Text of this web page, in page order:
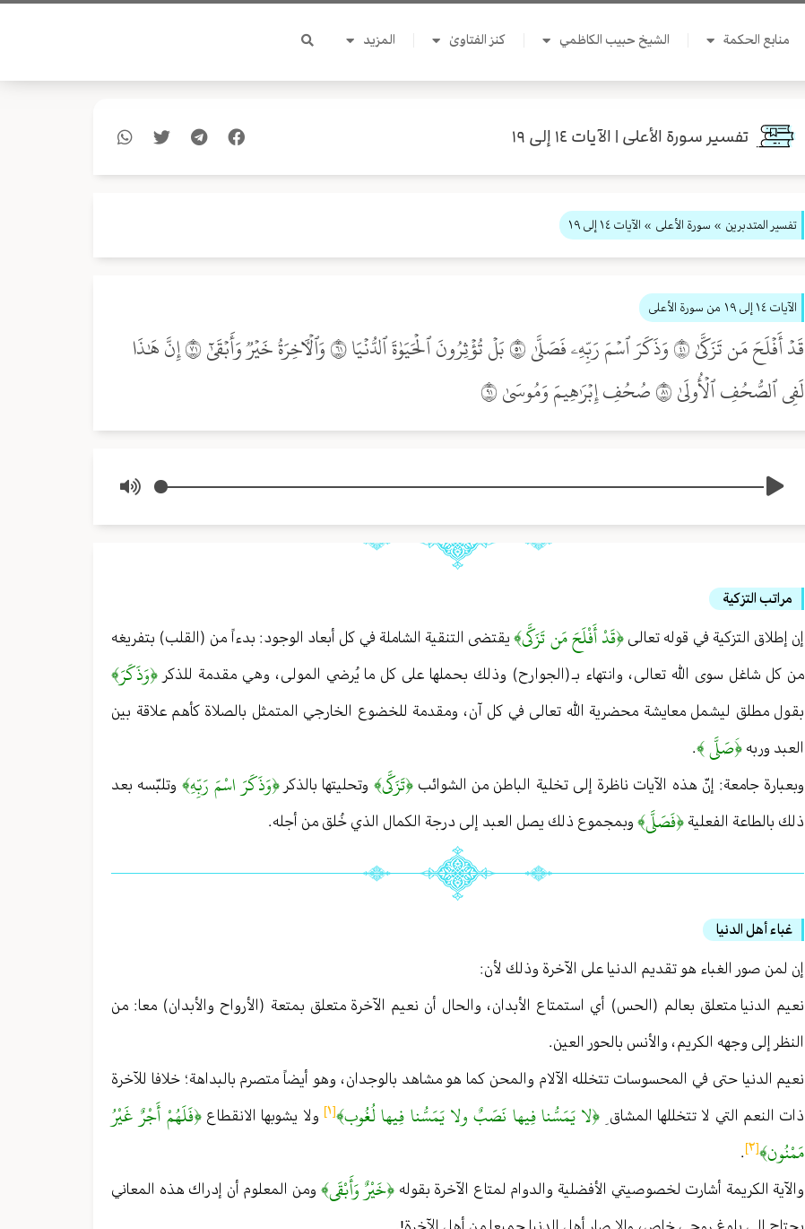
منابع الحكمة الشيخ حبيب الكاظمي كنز الفتاوىٰ المزيد
تفسير سورة الأعلى | الآيات ١٤ إلى ١٩
تفسير المتدبرين » سورة الأعلى » الآيات ١٤ إلى ١٩
الآيات ١٤ إلى ١٩ من سورة الأعلى
قَدۡ أَفۡلَحَ مَن تَزَكَّىٰ ١٤ وَذَكَرَ ٱسۡمَ رَبِّهِۦ فَصَلَّىٰ ١٥ بَلۡ تُؤۡثِرُونَ ٱلۡحَيَوٰةَ ٱلدُّنۡيَا ١٦ وَٱلۡأٓخِرَةُ خَيۡرٞ وَأَبۡقَىٰٓ ١٧ إِنَّ هَٰذَا
لَفِي ٱلصُّحُفِ ٱلۡأُولَىٰ ١٨ صُحُفِ إِبۡرَٰهِيمَ وَمُوسَىٰ ١٩
مراتب التزكية
إن إطلاق التزكية في قوله تعالى ﴿قَدْ أَفْلَحَ مَن تَزَكَّى﴾يقتضى التنقية الشاملة في كل أبعاد الوجود : بدءاً من (القلب) بتفريغه
من كل شاغل سوى الله تعالى ، وانتهاء بـ (الجوارح) وذلك بحملها على كل ما يُرضي المولى ، وهي مقدمة للذكر ﴿وَذَكَرَ﴾
بقول مطلق ليشمل معايشة محضرية الله تعالى في كل آن ، ومقدمة للخضوع الخارجي المتمثل بالصلاة كأهم علاقة بين
العبد وربه ﴿َصَلَّى ﴾.
وبعبارة جامعة : إنّ هذه الآيات ناظرة إلى تخلية الباطن من الشوائب﴿تَزَكَّى﴾ وتحليتها بالذكر ﴿وَذَكَرَ اسْمَ رَبِّهِ﴾ وتلبّسه بعد
ذلك بالطاعة الفعلية ﴿فَصَلَّى﴾وبمجموع ذلك يصل العبد إلى درجة الكمال الذي خُلق من أجله .
غباء أهل الدنيا
إن لمن صور الغباء هو تقديم الدنيا على الآخرة وذلك لأن :
نعيم الدنيا متعلق بعالم (الحس) أي استمتاع الأبدان ، والحال أن نعيم الآخرة متعلق بمتعة (الأرواح والأبدان) معا : من
النظر إلى وجهه الكريم ، والأنس بالحور العين .
نعيم الدنيا حتى في المحسوسات تتخلله الآلام والمحن كما هو مشاهد بالوجدان ، وهو أيضاً متصرم بالبداهة ؛ خلافا للآخرة
ذات النعم التي لا تتخللها المشاق ِ ﴿لا يَمَسُّنا فِيها نَصَبٌ ولا يَمَسُّنا فِيها لُغُوب﴾[١] ولا يشوبها الانقطاع﴿فَلَهُمْ أَجْرٌ غَيْرُ
مَمْنُون﴾[٢]
.
والآية الكريمة أشارت لخصوصيتي الأفضلية والدوام لمتاع الآخرة بقوله ﴿خَيْرٌ وَأَبْقَى﴾ ومن المعلوم أن إدراك هذه المعاني
يحتاج إلى بلوغ روحي خاص ، وإلا صار أهل الدنيا جميعا من أهل الآخرة! .